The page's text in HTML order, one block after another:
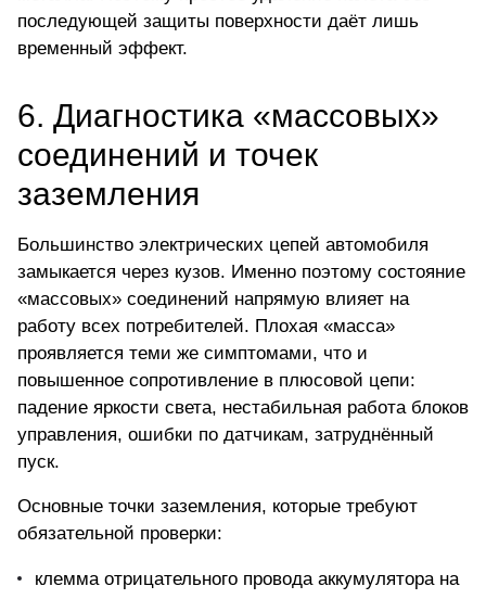
последующей защиты поверхности даёт лишь
временный эффект.
6. Диагностика «массовых»
соединений и точек
заземления
Большинство электрических цепей автомобиля
замыкается через кузов. Именно поэтому состояние
«массовых» соединений напрямую влияет на
работу всех потребителей. Плохая «масса»
проявляется теми же симптомами, что и
повышенное сопротивление в плюсовой цепи:
падение яркости света, нестабильная работа блоков
управления, ошибки по датчикам, затруднённый
пуск.
Основные точки заземления, которые требуют
обязательной проверки:
клемма отрицательного провода аккумулятора на